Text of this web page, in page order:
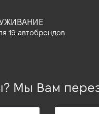
19 автобрендов
Мы Вам